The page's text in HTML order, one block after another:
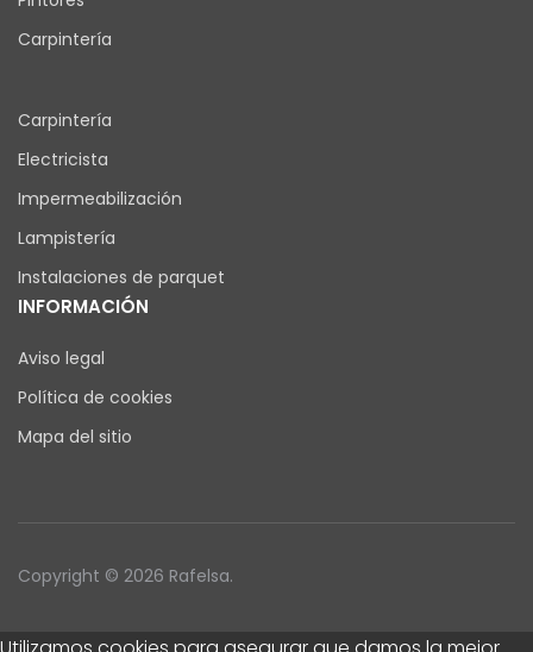
Carpintería
Carpintería
Electricista
Impermeabilización
Lampistería
Instalaciones de parquet
INFORMACIÓN
Aviso legal
Política de cookies
Mapa del sitio
Copyright © 2026 Rafelsa.